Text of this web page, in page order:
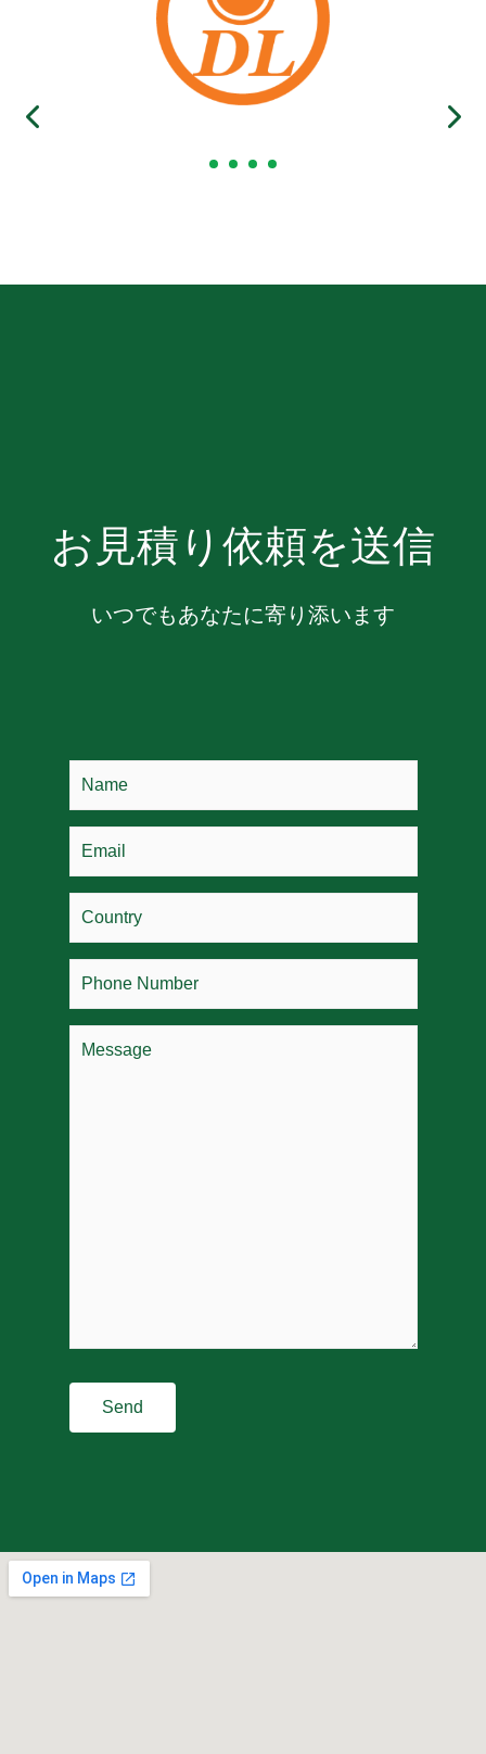
お見積り依頼を送信
いつでもあなたに寄り添います